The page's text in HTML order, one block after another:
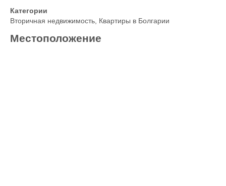
Категории
Вторичная недвижимость, Квартиры в Болгарии
Местоположение